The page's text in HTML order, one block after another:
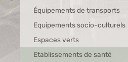
Équipements de transports
Equipements socio-culturels
Espaces verts
Etablissements de santé